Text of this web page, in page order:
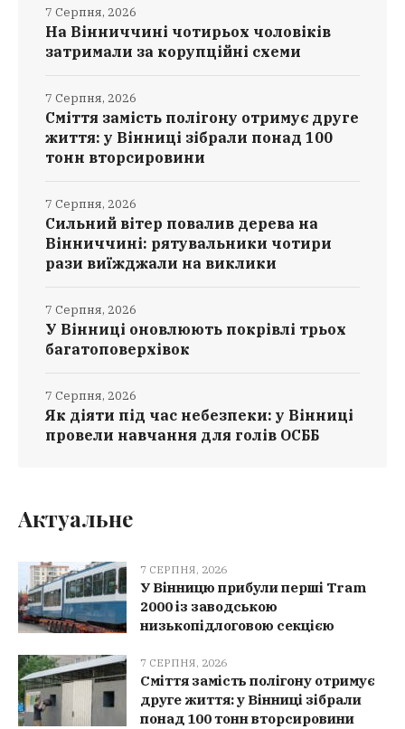
На Вінниччині чотирьох чоловіків
затримали за корупційні схеми
7 Серпня, 2026
Сміття замість полігону отримує друге
життя: у Вінниці зібрали понад 100
тонн вторсировини
7 Серпня, 2026
Сильний вітер повалив дерева на
Вінниччині: рятувальники чотири
рази виїжджали на виклики
7 Серпня, 2026
У Вінниці оновлюють покрівлі трьох
багатоповерхівок
7 Серпня, 2026
Як діяти під час небезпеки: у Вінниці
провели навчання для голів ОСББ
7 Серпня, 2026
Актуальне
7 СЕРПНЯ, 2026
У Вінницю прибули перші Tram
2000 із заводською
низькопідлоговою секцією
7 СЕРПНЯ, 2026
Сміття замість полігону отримує
друге життя: у Вінниці зібрали
понад 100 тонн вторсировини